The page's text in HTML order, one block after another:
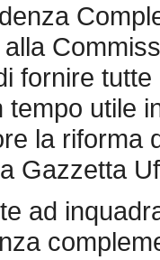
fornire
utile
la riforma
Gazzetta
ad